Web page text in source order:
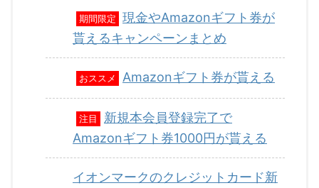
期間限定
現金やAmazonギフト券が
貰えるキャンペーンまとめ
おススメ Amazonギフト券が貰える
注目
新規本会員登録完了で
Amazonギフト券1000円が貰える
イオンマークのクレジットカード新